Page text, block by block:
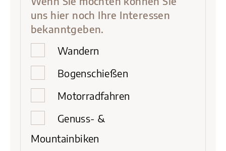
uns hier noch Ihre Interessen
bekanntgeben.
Wandern
Bogenschießen
Motorradfahren
Genuss- &
Mountainbiken